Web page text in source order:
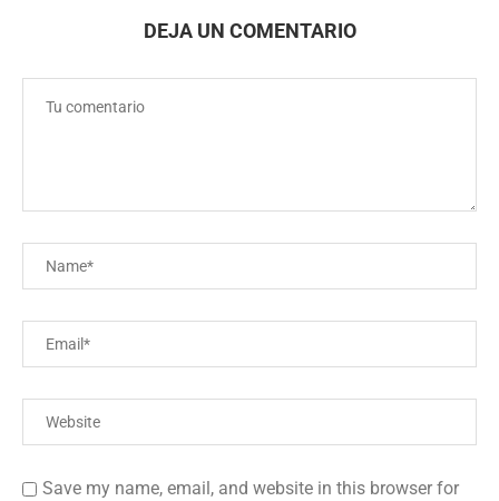
DEJA UN COMENTARIO
Save my name, email, and website in this browser for